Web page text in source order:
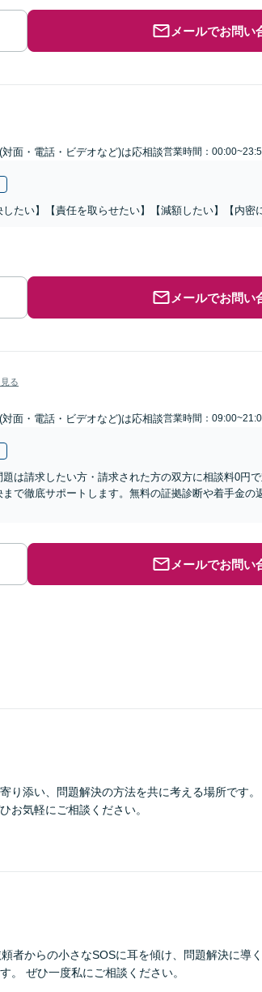
メールでお問い
面・電話・ビデオなど)は応相談営業時間：
い】【責任を取らせたい】【減額したい】【内密
メールでお問い
る
面・電話・ビデオなど)は応相談営業時間：
題は請求したい方・請求された方の双方に相談料0円
で徹底サポートします。無料の証拠診断や着手金の
メールでお問い
り添い、問題解決の方法を共に考える場所です
お気軽にご相談ください。
者からの小さなSOSに耳を傾け、問題解決に導
。 ぜひ一度私にご相談ください。